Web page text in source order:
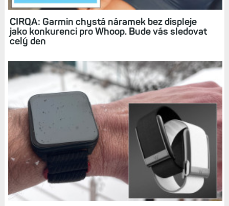
CIRQA: Garmin chystá náramek bez displeje
jako konkurenci pro Whoop. Bude vás sledovat
celý den